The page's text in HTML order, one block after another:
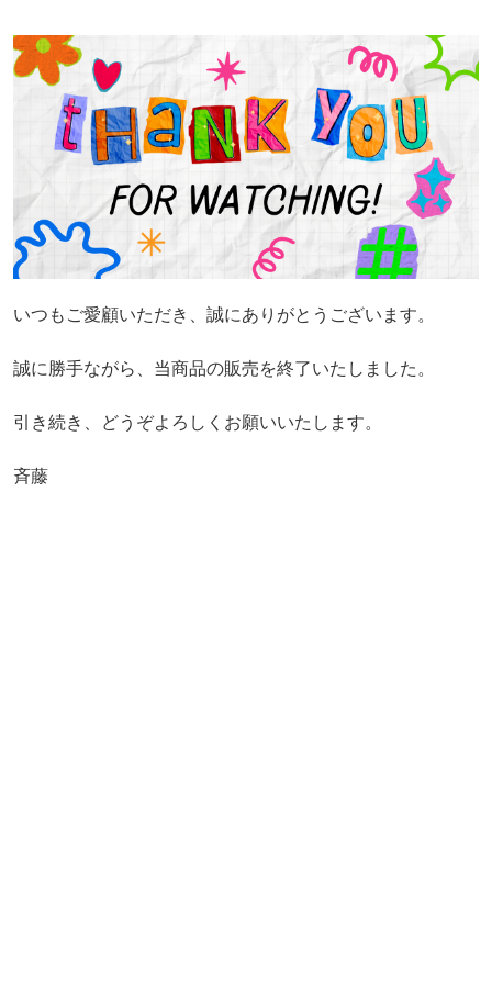
いつもご愛顧いただき、誠にありがとうございます。
誠に勝手ながら、当商品の販売を終了いたしました。
引き続き、どうぞよろしくお願いいたします。
斉藤